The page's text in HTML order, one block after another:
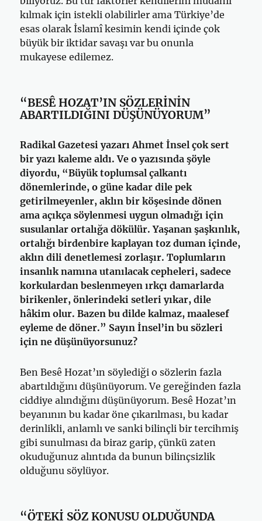
kılmak için istekli olabilirler ama Türkiye’de
esas olarak İslamî kesimin kendi içinde çok
büyük bir iktidar savaşı var bu onunla
mukayese edilemez.
“BESÊ HOZAT’IN SÖZLERİNİN
ABARTILDIĞINI DÜŞÜNÜYORUM”
Radikal Gazetesi yazarı Ahmet İnsel çok sert
bir yazı kaleme aldı. Ve o yazısında şöyle
diyordu, “Büyük toplumsal çalkantı
dönemlerinde, o güne kadar dile pek
getirilmeyenler, aklın bir köşesinde dönen
ama açıkça söylenmesi uygun olmadığı için
susulanlar ortalığa dökülür. Yaşanan şaşkınlık,
ortalığı birdenbire kaplayan toz duman içinde,
aklın dili denetlemesi zorlaşır. Toplumların
insanlık namına utanılacak cepheleri, sadece
korkulardan beslenmeyen ırkçı damarlarda
birikenler, önlerindeki setleri yıkar, dile
hâkim olur. Bazen bu dilde kalmaz, maalesef
eyleme de döner.” Sayın İnsel’in bu sözleri
için ne düşünüyorsunuz?
Ben Besê Hozat’ın söylediği o sözlerin fazla
abartıldığını düşünüyorum. Ve gereğinden fazla
ciddiye alındığını düşünüyorum. Besê Hozat’ın
beyanının bu kadar öne çıkarılması, bu kadar
derinlikli, anlamlı ve sanki bilinçli bir tercihmiş
gibi sunulması da biraz garip, çünkü zaten
okuduğunuz alıntıda da bunun bilinçsizlik
olduğunu söylüyor.
“ÖTEKİ SÖZ KONUSU OLDUĞUNDA